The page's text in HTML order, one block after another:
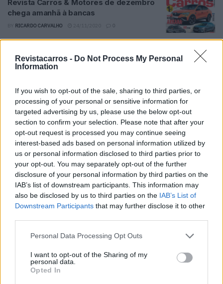
Revistacarros - Do Not Process My Personal
Information
If you wish to opt-out of the sale, sharing to third parties, or
processing of your personal or sensitive information for
targeted advertising by us, please use the below opt-out
section to confirm your selection. Please note that after your
opt-out request is processed you may continue seeing
interest-based ads based on personal information utilized by
us or personal information disclosed to third parties prior to
your opt-out. You may separately opt-out of the further
disclosure of your personal information by third parties on the
IAB’s list of downstream participants. This information may
also be disclosed by us to third parties on the IAB’s List of
Downstream Participants that may further disclose it to other
Personal Data Processing Opt Outs
I want to opt-out of the Sharing of my
personal data.
Opted In
Revista Carros & Motores de dezembro
chega amanhã à bancas
RICARDO CARVALHO 0
RICARDO CARVALHO 24/06/2020 0
Alfa Romeo Giulia e Stelvio Quadrifoglio
atualizados ao detalhe
RICARDO CARVALHO 07/05/2020 0
Alfa Romeo Giula GTA traz novas cores
RICARDO CARVALHO 04/05/2020 0
1 2 3
que todos podem comprar